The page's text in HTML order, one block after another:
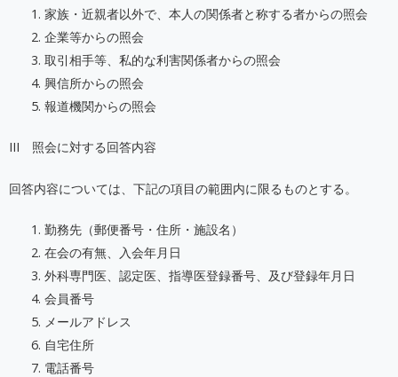
家族・近親者以外で、本人の関係者と称する者からの照会
企業等からの照会
取引相手等、私的な利害関係者からの照会
興信所からの照会
報道機関からの照会
III 照会に対する回答内容
回答内容については、下記の項目の範囲内に限るものとする。
勤務先（郵便番号・住所・施設名）
在会の有無、入会年月日
外科専門医、認定医、指導医登録番号、及び登録年月日
会員番号
メールアドレス
自宅住所
電話番号